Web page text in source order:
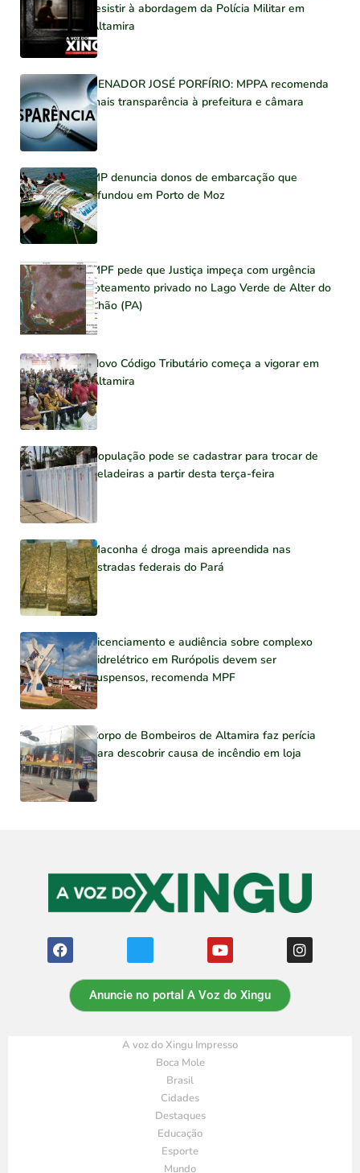
resistir à abordagem da Polícia Militar em
Altamira
SENADOR JOSÉ PORFÍRIO: MPPA recomenda
mais transparência à prefeitura e câmara
MP denuncia donos de embarcação que
afundou em Porto de Moz
MPF pede que Justiça impeça com urgência
loteamento privado no Lago Verde de Alter do
Chão (PA)
Novo Código Tributário começa a vigorar em
Altamira
População pode se cadastrar para trocar de
geladeiras a partir desta terça-feira
Maconha é droga mais apreendida nas
estradas federais do Pará
Licenciamento e audiência sobre complexo
hidrelétrico em Rurópolis devem ser
suspensos, recomenda MPF
Corpo de Bombeiros de Altamira faz perícia
para descobrir causa de incêndio em loja
Anuncie no portal A Voz do Xingu
A voz do Xingu Impresso
Boca Mole
Brasil
Cidades
Destaques
Educação
Esporte
Mundo